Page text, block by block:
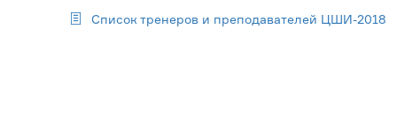
Список тренеров и преподавателей ЦШИ-2018